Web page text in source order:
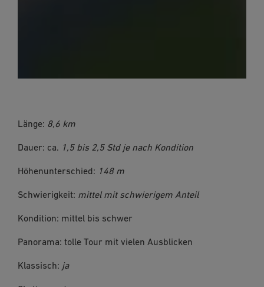
Länge: 8,6 km
Dauer: ca. 1,5 bis 2,5 Std je nach Kondition
Höhenunterschied: 148 m
Schwierigkeit: mittel mit schwierigem Anteil
Kondition: mittel bis schwer
Panorama: tolle Tour mit vielen Ausblicken
Klassisch: ja